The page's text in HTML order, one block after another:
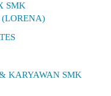
SMK
KARYAWAN SMK